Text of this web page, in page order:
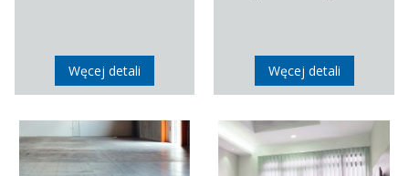
Węcej detali Węcej detali